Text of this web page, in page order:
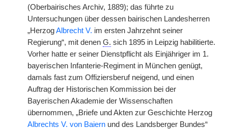
(Oberbairisches Archiv, 1889); das führte zu
Untersuchungen über dessen bairischen Landesherren
„HerzogAlbrecht V. im ersten Jahrzehnt seiner
Regierung“, mit denen G. sich 1895 in Leipzig habilitierte.
Vorher hatte er seiner Dienstpflicht als Einjähriger im 1.
bayerischen Infanterie-Regiment in München genügt,
damals fast zum Offiziersberuf neigend, und einen
Auftrag der Historischen Kommission bei der
Bayerischen Akademie der Wissenschaften
übernommen, „Briefe und Akten zur Geschichte Herzog
Albrechts V. von Baiern und des Landsberger Bundes“